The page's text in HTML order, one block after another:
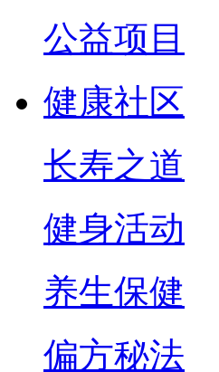
公益项目
健康社区
长寿之道
健身活动
养生保健
偏方秘法